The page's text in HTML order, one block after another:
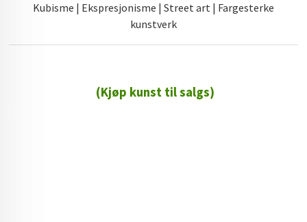
Kubisme | Ekspresjonisme | Street art | Fargesterke
kunstverk
(Kjøp kunst til salgs)